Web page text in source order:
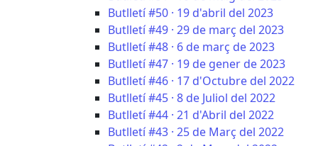
Butlletí #50 · 19 d'abril del 2023
Butlletí #49 · 29 de març del 2023
Butlletí #48 · 6 de març de 2023
Butlletí #47 · 19 de gener de 2023
Butlletí #46 · 17 d'Octubre del 2022
Butlletí #45 · 8 de Juliol del 2022
Butlletí #44 · 21 d'Abril del 2022
Butlletí #43 · 25 de Març del 2022